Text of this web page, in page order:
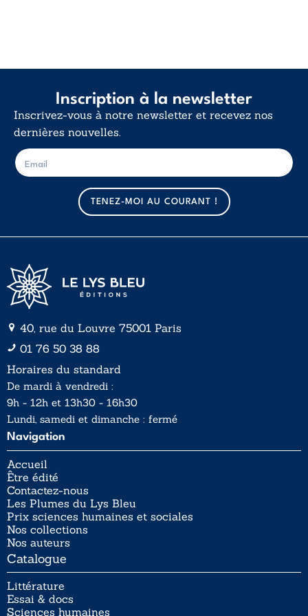
Inscription à la newsletter
Inscrivez-vous à notre newsletter et recevez nos
dernières nouvelles.
m
a
i
l
E
-
m
TENEZ-MOI AU COURANT !
40, rue du Louvre 75001 Paris
01 76 50 38 88
Horaires du standard
De mardi à vendredi :
9h - 12h et 13h30 - 16h30
Lundi, samedi et dimanche : fermé
Navigation
Accueil
Être édité
Contactez-nous
Les Plumes du Lys Bleu
Prix sciences humaines et sociales
Nos collections
Nos auteurs
Catalogue
Littérature
Essai & docs
Sciences humaines